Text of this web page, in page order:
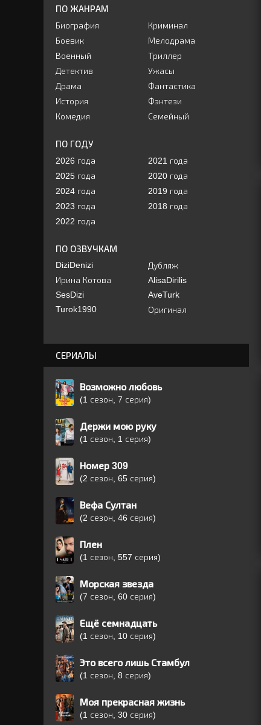
ПО ЖАНРАМ
Биография
Боевик
Военный
Детектив
Драма
История
Комедия
Криминал
Мелодрама
Триллер
Ужасы
Фантастика
Фэнтези
Семейный
ПО ГОДУ
2026 года
2025 года
2024 года
2023 года
2022 года
2021 года
2020 года
2019 года
2018 года
ПО ОЗВУЧКАМ
DiziDenizi
Ирина Котова
SesDizi
Turok1990
Дубляж
AlisaDirilis
AveTurk
Оригинал
СЕРИАЛЫ
Возможно любовь
(1 сезон, 7 серия)
Держи мою руку
(1 сезон, 1 серия)
Номер 309
(2 сезон, 65 серия)
Вефа Султан
(2 сезон, 46 серия)
Плен
(1 сезон, 557 серия)
Морская звезда
(7 сезон, 60 серия)
Ещё семнадцать
(1 сезон, 10 серия)
Это всего лишь Стамбул
(1 сезон, 8 серия)
Моя прекрасная жизнь
(1 сезон, 30 серия)